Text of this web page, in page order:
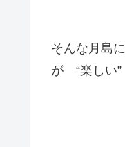
そんな月島
が “楽しい”